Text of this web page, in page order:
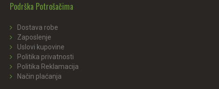
Podrška Potrošačima
Dostava robe
Zaposlenje
Uslovi kupovine
Politika privatnosti
Politika Reklamacija
Način plaćanja